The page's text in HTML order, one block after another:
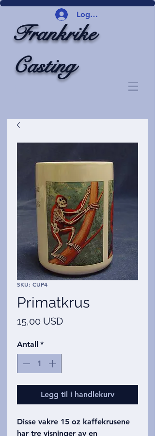
Logg inn
Frankrike
Casting
SKU: CUP4
Primatkrus
15,00 USDPris
Antall *
Legg til i handlekurv
Disse vakre 15 oz kaffekrusene
har tre visninger av en